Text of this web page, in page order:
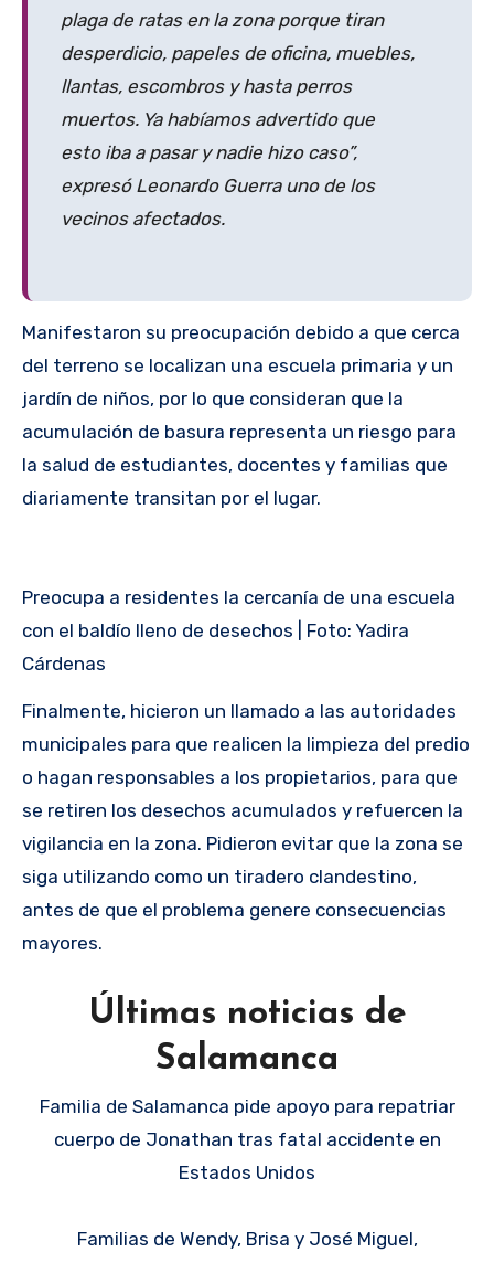
plaga de ratas en la zona porque tiran
desperdicio, papeles de oficina, muebles,
llantas, escombros y hasta perros
muertos. Ya habíamos advertido que
esto iba a pasar y nadie hizo caso”,
expresó Leonardo Guerra uno de los
vecinos afectados.
Manifestaron su preocupación debido a que cerca
del terreno se localizan una escuela primaria y un
jardín de niños, por lo que consideran que la
acumulación de basura representa un riesgo para
la salud de estudiantes, docentes y familias que
diariamente transitan por el lugar.
Preocupa a residentes la cercanía de una escuela
con el baldío lleno de desechos | Foto: Yadira
Cárdenas
Finalmente, hicieron un llamado a las autoridades
municipales para que realicen la limpieza del predio
o hagan responsables a los propietarios, para que
se retiren los desechos acumulados y refuercen la
vigilancia en la zona. Pidieron evitar que la zona se
siga utilizando como un tiradero clandestino,
antes de que el problema genere consecuencias
mayores.
Últimas noticias de
Salamanca
Familia de Salamanca pide apoyo para repatriar
cuerpo de Jonathan tras fatal accidente en
Estados Unidos
Familias de Wendy, Brisa y José Miguel,